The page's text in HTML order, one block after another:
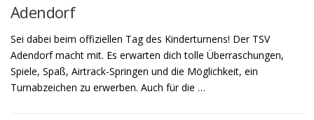
Adendorf
Sei dabei beim offiziellen Tag des Kinderturnens! Der TSV
Adendorf macht mit. Es erwarten dich tolle Überraschungen,
Spiele, Spaß, Airtrack-Springen und die Möglichkeit, ein
Turnabzeichen zu erwerben. Auch für die …